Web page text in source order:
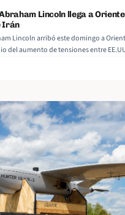
Lincoln llega a
Irán
Lincoln arribó este domingo a
del aumento de tensiones entre
no hay indicios… Read More